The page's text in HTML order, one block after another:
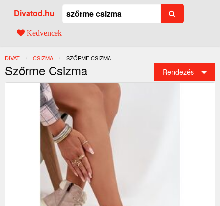
Divatod.hu
Kedvencek
DIVAT CSIZMA JELENLEGI:
SZŐRME CSIZMA
Szőrme Csizma Rendezés